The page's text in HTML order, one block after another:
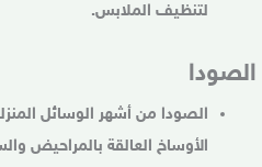
لتنظيف الملابس.
الصودا
الصودا من أشهر الوسائل
الأوساخ العالقة بالمراحيض